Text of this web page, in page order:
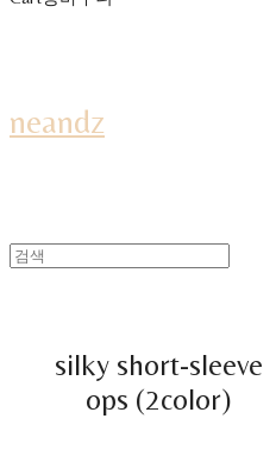
neandz
silky short-sleeve
ops (2color)